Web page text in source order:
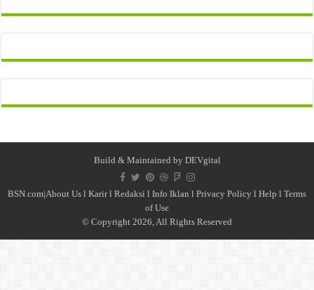
Build & Maintained by DEVgital
BSN.com|About Us l Karirl Redaksi l Info Iklan l Privacy Policy l Help l Terms
of Use
© Copyright 2026, All Rights Reserved